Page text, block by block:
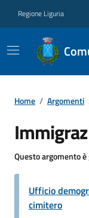
Regione Liguria
Home / Argomenti
Questo argomento
Ufficio
cimitero